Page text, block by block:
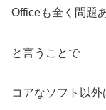
Officeも全く問題
と言うことで
コアなソフト以外